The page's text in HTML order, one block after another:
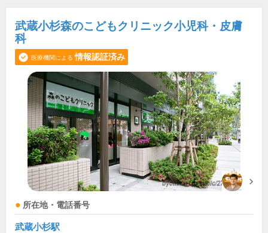
武蔵小杉森のこどもクリニック小児科・皮膚
科
医療機関による 情報認証済み
所在地・電話番号
武蔵小杉駅